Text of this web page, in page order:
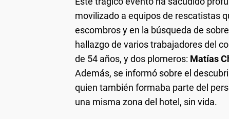
movilizado a equipos de rescatistas
escombros y en la búsqueda de
hallazgo de varios trabajadores del
de 54 años, y dos plomeros: Matías
Además, se informó sobre el
quien también formaba parte del
una misma zona del hotel, sin vida.